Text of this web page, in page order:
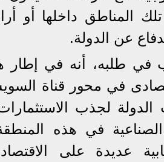
تلك المناطق داخلها أو
عن الدولة.
في طلبه، أنه في إطار
في محور قناة
الدولة لجذب
في هذه
عديدة على